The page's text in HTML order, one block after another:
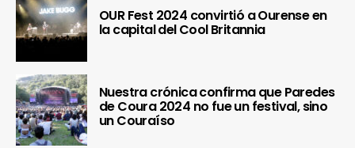
OUR Fest 2024 convirtió a Ourense en
la capital del Cool Britannia
Nuestra crónica confirma que Paredes
de Coura 2024 no fue un festival, sino
un Couraíso